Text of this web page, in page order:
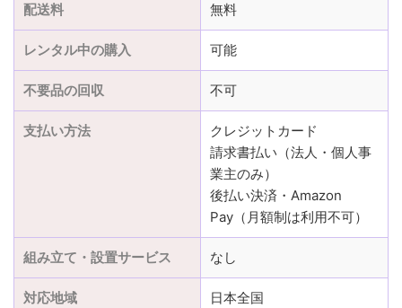
配送料 無料
レンタル中の購入 可能
不要品の回収 不可
支払い方法
クレジットカード
請求書払い（法人・個人事
業主のみ）
後払い決済・Amazon
Pay（月額制は利用不可）
組み立て・設置サービス なし
対応地域 日本全国